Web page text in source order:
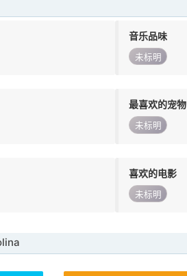
音乐品味
未标明
最喜欢的宠物
未标明
喜欢的电影
未标明